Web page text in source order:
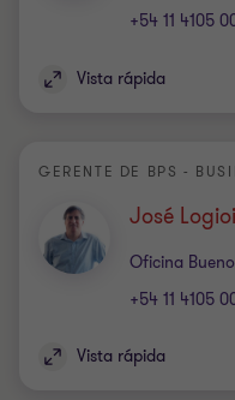
+54 11 4105
Vista rápida
GERENTE DE BPS -
José
Oficina
Oficina
+54 11 4105
Vista rápida